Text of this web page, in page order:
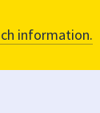
information.